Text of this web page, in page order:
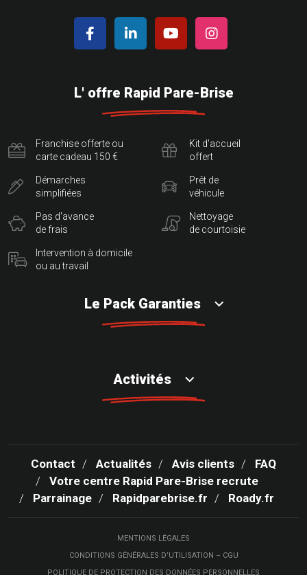
L' offre Rapid Pare-Brise
Franchise offerte ou
carte cadeau 150 €
Démarches
simplifiées
Pas d'avance
de frais
Intervention à domicile
ou au travail
Kit d'accueil
offert
Prêt de
véhicule
Nettoyage
de courtoisie
Le Pack Garanties
Activités
Contact Actualités Avis clients
FAQ
Votre centre Rapid Pare-Brise recrute
Parrainage
Rapidparebrise.fr Roady.fr
MENTIONS LÉGALES
CONDITIONS GÉNÉRALES D’UTILISATION – CGU
POLITIQUE DE PROTECTION DES DONNÉES PERSONNELLES